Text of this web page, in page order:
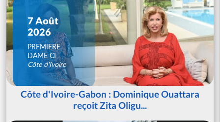
7 Août
2026
PREMIERE
DAME CI
Côte d'Ivoire
Côte d'Ivoire-Gabon : Dominique Ouattara
reçoit Zita Oligu...